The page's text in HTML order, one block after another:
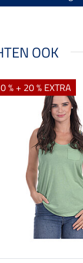
OOK
% + 20 % EXTRA